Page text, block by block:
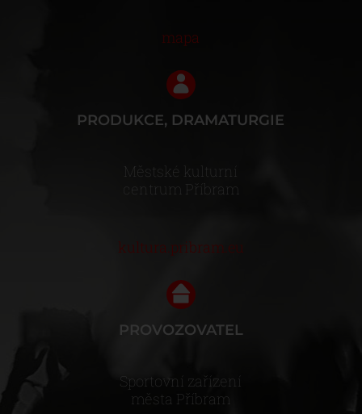
mapa
PRODUKCE, DRAMATURGIE
Městské kulturní
centrum Příbram
kultura.pribram.eu
PROVOZOVATEL
Sportovní zařízení
města Příbram